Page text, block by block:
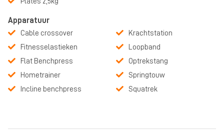
Apparatuur
Cable crossover
Fitnesselastieken
Flat Benchpress
Hometrainer
Incline benchpress
Krachtstation
Loopband
Optrekstang
Springtouw
Squatrek